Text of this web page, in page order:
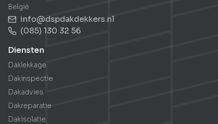
België
info@dspdakdekkers.nl
(085) 130 32 56
Diensten
Daklekkage
Dakinspectie
Dakadvies
Dakreparatie
Dakisolatie